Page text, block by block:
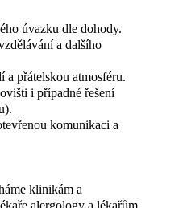
úvazku dle dohody.
a dalšího
a přátelskou atmosféru.
i případné řešení
komunikaci a
klinikám a
alergology a lékařům